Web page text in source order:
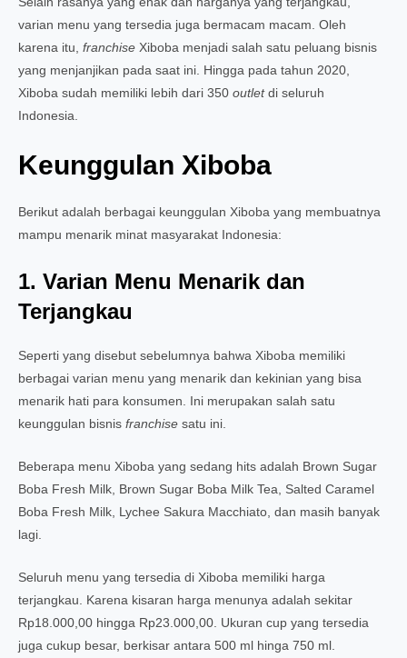
varian menu yang tersedia juga bermacam macam. Oleh
karena itu, franchise Xiboba menjadi salah satu peluang bisnis
yang menjanjikan pada saat ini. Hingga pada tahun 2020,
Xiboba sudah memiliki lebih dari 350 outletdi seluruh
Indonesia.
Keunggulan Xiboba
Berikut adalah berbagai keunggulan Xiboba yang membuatnya
mampu menarik minat masyarakat Indonesia:
1. Varian Menu Menarik dan
Terjangkau
Seperti yang disebut sebelumnya bahwa Xiboba memiliki
berbagai varian menu yang menarik dan kekinian yang bisa
menarik hati para konsumen. Ini merupakan salah satu
keunggulan bisnis franchise satu ini.
Beberapa menu Xiboba yang sedang hits adalah Brown Sugar
Boba Fresh Milk, Brown Sugar Boba Milk Tea, Salted Caramel
Boba Fresh Milk, Lychee Sakura Macchiato, dan masih banyak
lagi.
Seluruh menu yang tersedia di Xiboba memiliki harga
terjangkau. Karena kisaran harga menunya adalah sekitar
Rp18.000,00 hingga Rp23.000,00. Ukuran cup yang tersedia
juga cukup besar, berkisar antara 500 ml hinga 750 ml.